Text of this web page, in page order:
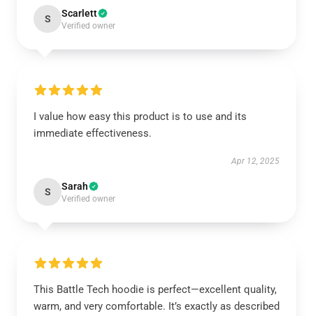
S Scarlett
Verified owner
I value how easy this product is to use and its
immediate effectiveness.
Apr 12, 2025
S Sarah
Verified owner
This Battle Tech hoodie is perfect—excellent quality,
warm, and very comfortable. It’s exactly as described